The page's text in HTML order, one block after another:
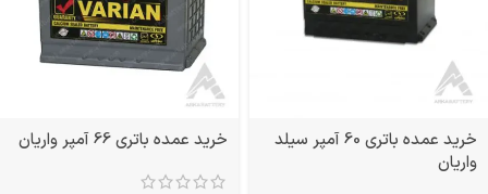
خرید عمده باتری 60 آمپر سیلد
واریان
خرید عمده باتری 66 آمپر واریان